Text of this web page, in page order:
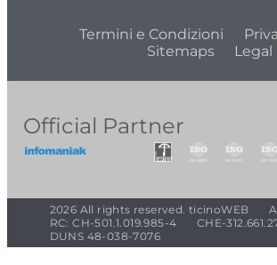
Termini e Condizioni
Sitemaps
Legal
Official Partner
2026 All rights reserved. ticinoWEB
RC: CH-501.1.019.985-4
CHE-
DUNS 48-038-7076